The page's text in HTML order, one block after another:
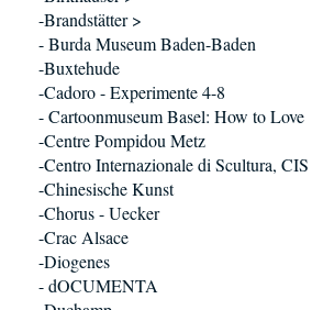
-Brandstätter >
- Burda Museum Baden-Baden
-Buxtehude
-Cadoro - Experimente 4-8
- Cartoonmuseum Basel: How to Love
-Centre Pompidou Metz
-Centro Internazionale di Scultura, CIS
-Chinesische Kunst
-Chorus - Uecker
-Crac Alsace
-Diogenes
- dOCUMENTA